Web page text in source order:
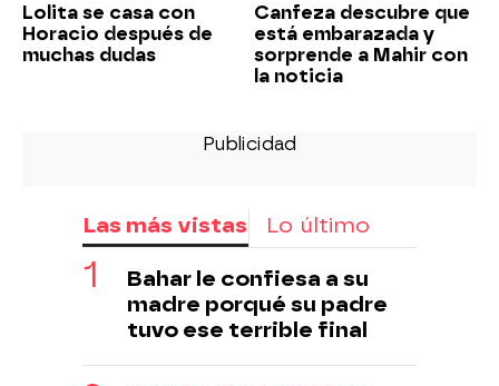
Lolita se casa con
Horacio después de
muchas dudas
Canfeza descubre que
está embarazada y
sorprende a Mahir con
la noticia
Las más vistas Lo último
Bahar le confiesa a su
madre porqué su padre
tuvo ese terrible final